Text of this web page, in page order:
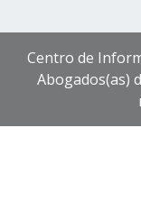
Centro de
Abogados(as)